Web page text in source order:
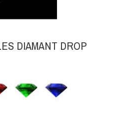
DIAMANT DROP
祖
母
蓝
宝